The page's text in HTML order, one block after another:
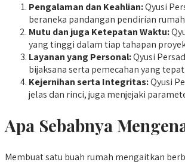
Pengalaman dan Keahlian:Qyusi
beraneka pandangan pendirian
Mutu dan juga Ketepatan Waktu:
yang tinggi dalam tiap tahapan
Layanan yang Personal:Qyusi
bijaksana serta pemecahan yang
Kejernihan serta Integritas:Qyusi
jelas dan rinci, juga menjejaki
Apa Sebabnya
Membuat satu buah rumah mengaitkan